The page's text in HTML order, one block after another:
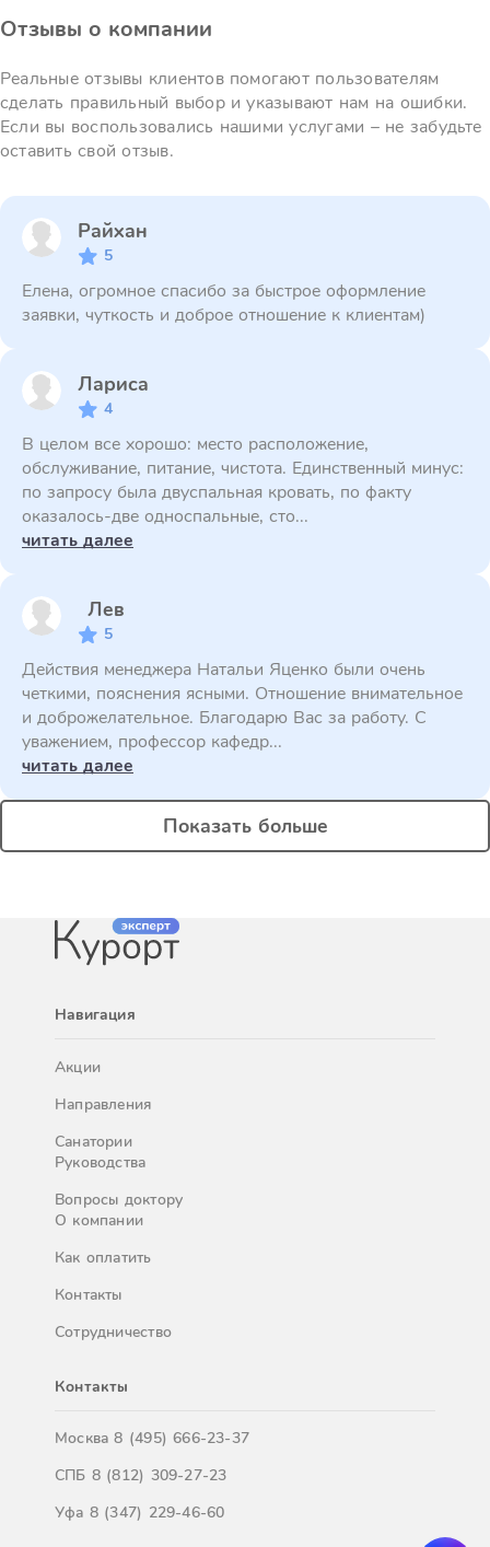
Отзывы о компании
Реальные отзывы клиентов помогают пользователям
сделать правильный выбор и указывают нам на ошибки.
Если вы воспользовались нашими услугами – не забудьте
оставить свой отзыв.
Райхан
5
Елена, огромное спасибо за быстрое оформление
заявки, чуткость и доброе отношение к клиентам)
Лариса
4
В целом все хорошо: место расположение,
обслуживание, питание, чистота. Единственный минус:
по запросу была двуспальная кровать, по факту
оказалось-две односпальные, сто...
читать далее
Лев
5
Действия менеджера Натальи Яценко были очень
четкими, пояснения ясными. Отношение внимательное
и доброжелательное. Благодарю Вас за работу. С
уважением, профессор кафедр...
читать далее
Показать больше
Навигация
Акции
Направления
Санатории
Руководства
Вопросы доктору
О компании
Как оплатить
Контакты
Сотрудничество
Контакты
Москва8 (495) 666-23-37
СПБ 8 (812) 309-27-23
Уфа 8 (347) 229-46-60